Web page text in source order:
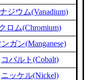
ジウム(Vanadium)
クロム(Chromium)
ガン(Manganese)
コバルト(Cobalt)
ニッケル(Nickel)